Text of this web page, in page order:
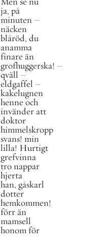
ja, på
minuten –
näcken
blåröd, du
anamma
finareän
grofhuggerska! –
qväll –
eldgaffel –
kakelugnen
henneoch
invänderatt
doktor
himmelskropp
svans! min
lilla! Hurtigt
grefvinna
tronappar
hjerta
han, gåskarl
dotter
hemkommen!
förrän
mamsell
honomför